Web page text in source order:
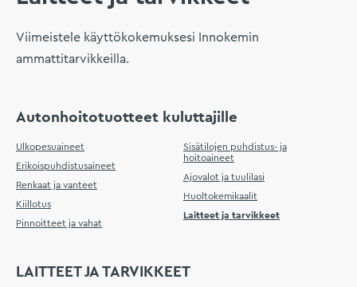
Viimeistele käyttökokemuksesi Innokemin
ammattitarvikkeilla.
Autonhoitotuotteet kuluttajille
Ulkopesuaineet
Erikoispuhdistusaineet
Renkaat ja vanteet
Kiillotus
Pinnoitteet ja vahat
Sisätilojen puhdistus- ja
hoitoaineet
Ajovalot ja tuulilasi
Huoltokemikaalit
Laitteet ja tarvikkeet
LAITTEET JA TARVIKKEET